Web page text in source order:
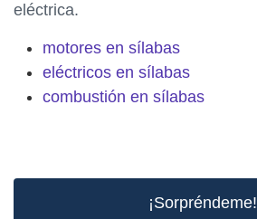
eléctrica.
motores en sílabas
eléctricos en sílabas
combustión en sílabas
¡Sorpréndeme!